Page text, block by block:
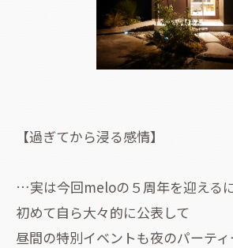
【過ぎてから浸る感情】
…実は今回meloの５周年を迎える
初めて自ら大々的に公表して
昼間の特別イベントも夜のパーテ